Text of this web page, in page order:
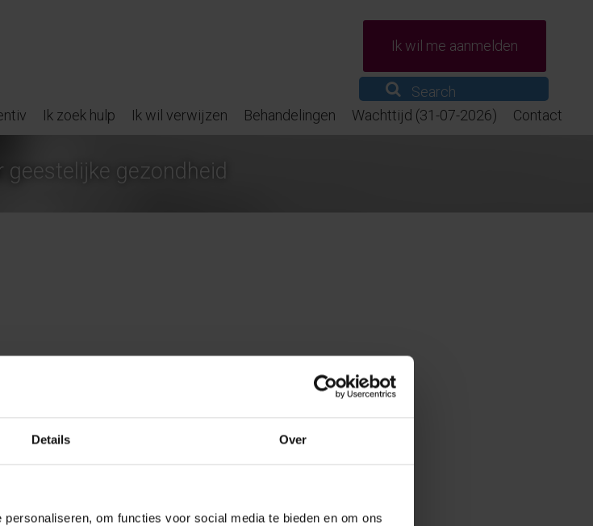
Details Over
om functies voor social media te bieden en om ons
Ik wil me aanmelden
Ik zoek hulp Ik wil verwijzen Behandelingen Wachttijd (31-07-2026) Contact
geestelijke gezondheid